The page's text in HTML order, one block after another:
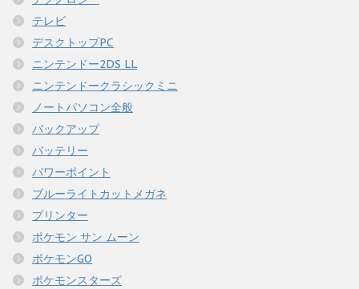
テレビ
デスクトップPC
ニンテンドー2DS LL
ニンテンドークラシックミニ
ノートパソコン全般
バックアップ
バッテリー
パワーポイント
ブルーライトカットメガネ
プリンター
ポケモン サン ムーン
ポケモンGO
ポケモンスターズ